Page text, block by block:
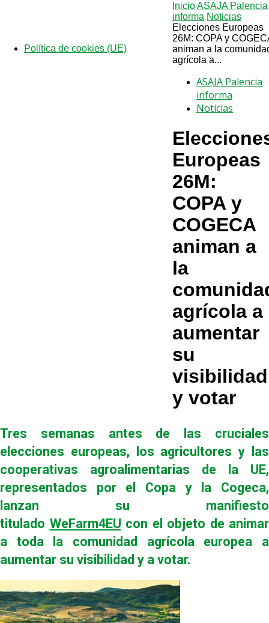
Política de cookies (UE)
InicioASAJA Palencia
informa Noticias
Elecciones Europeas
26M: COPA y
animan a la
agrícola a...
ASAJA Palencia
informa
Noticias
Europeas
26M:
COPA y
COGECA
animan a
la
agrícola a
aumentar
su
visibilidad
y votar
Tres semanas antes de las cruciales
elecciones europeas, los agricultores y las
cooperativas agroalimentarias de la UE,
representados por el Copa y la Cogeca,
lanzan su manifiesto
titulado WeFarm4EU con el objeto de animar
a toda la comunidad agrícola europea a
aumentar su visibilidad y a votar.